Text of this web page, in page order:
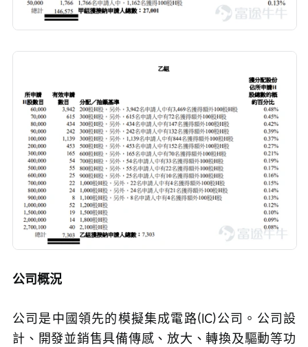
公司概況
公司是中國領先的模擬集成電路(IC)公司。公司設
計、開發並銷售具備傳感、放大、轉換及驅動等功